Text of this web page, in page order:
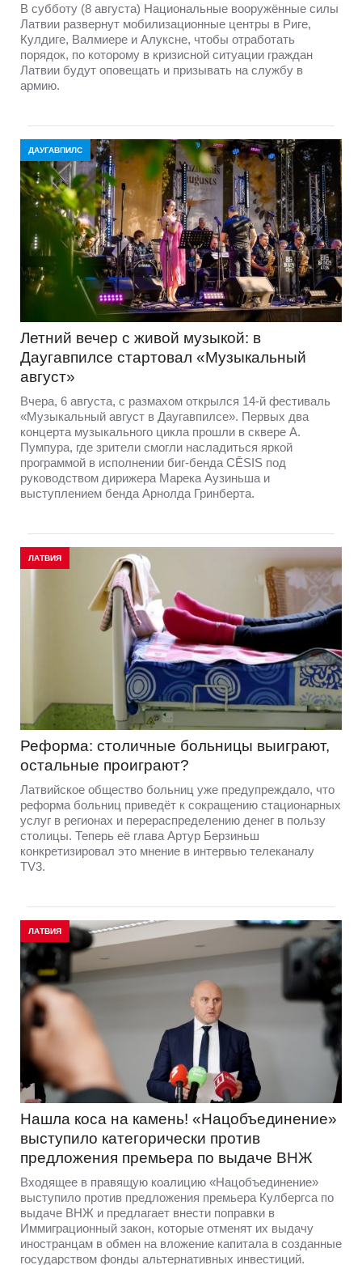
В субботу (8 августа) Национальные вооружённые силы
Латвии развернут мобилизационные центры в Риге,
Кулдиге, Валмиере и Алуксне, чтобы отработать
порядок, по которому в кризисной ситуации граждан
Латвии будут оповещать и призывать на службу в
армию.
ДАУГАВПИЛС
Летний вечер с живой музыкой: в
Даугавпилсе стартовал «Музыкальный
август»
Вчера, 6 августа, с размахом открылся 14-й фестиваль
«Музыкальный август в Даугавпилсе». Первых два
концерта музыкального цикла прошли в сквере А.
Пумпура, где зрители смогли насладиться яркой
программой в исполнении биг-бенда CĒSIS под
руководством дирижера Марека Аузиньша и
выступлением бенда Арнолда Гринберта.
ЛАТВИЯ
Реформа: столичные больницы выиграют,
остальные проиграют?
Латвийское общество больниц уже предупреждало, что
реформа больниц приведёт к сокращению стационарных
услуг в регионах и перераспределению денег в пользу
столицы. Теперь её глава Артур Берзиньш
конкретизировал это мнение в интервью телеканалу
TV3.
ЛАТВИЯ
Нашла коса на камень! «Нацобъединение»
выступило категорически против
предложения премьера по выдаче ВНЖ
Входящее в правящую коалицию «Нацобъединение»
выступило против предложения премьера Кулбергса по
выдаче ВНЖ и предлагает внести поправки в
Иммиграционный закон, которые отменят их выдачу
иностранцам в обмен на вложение капитала в созданные
государством фонды альтернативных инвестиций.